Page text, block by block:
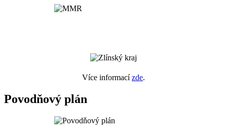
Více informacízde.
Povodňový plán